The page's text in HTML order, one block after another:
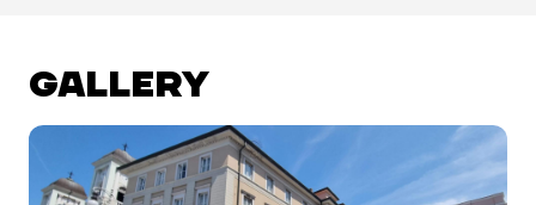
GALLERY